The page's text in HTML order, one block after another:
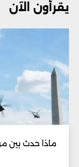
يقرأون الآن
ماذا حدث بين